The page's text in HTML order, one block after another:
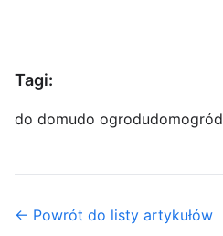
Tagi:
do domudo ogrodudomogród
← Powrót do listy artykułów